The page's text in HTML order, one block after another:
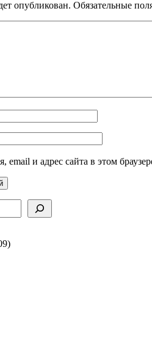
опубликован. Обязательные
email и адрес сайта в этом